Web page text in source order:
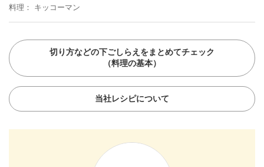
料理 キッコーマン
切り方などの下ごしらえをまとめてチェック
（料理の基本）
当社レシピについて